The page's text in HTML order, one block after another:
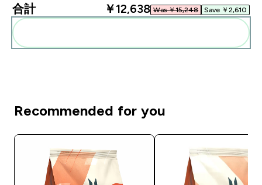
合計 ￥12,638‎ Was ￥15,248‎ Save ￥2,610‎
Recommended for you